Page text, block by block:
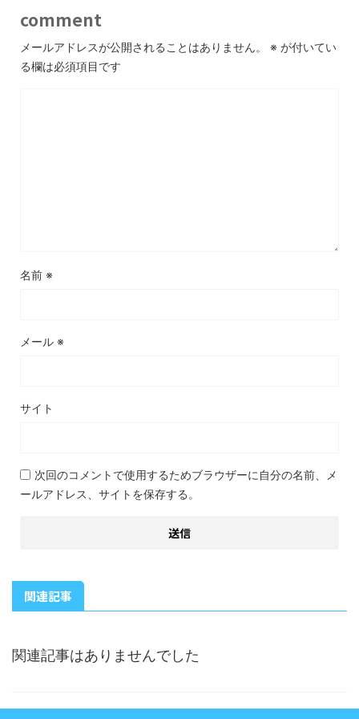
comment
メールアドレスが公開されることはありません。 ※ が付いてい
る欄は必須項目です
名前 ※
メール ※
サイト
次回のコメントで使用するためブラウザーに自分の名前、メ
ールアドレス、サイトを保存する。
関連記事
関連記事はありませんでした